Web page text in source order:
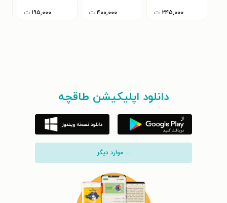
۲۴۵,۰۰۰ ت ۴۰۰,۰۰۰ ت ۱۹۵,۰۰۰ ت
دانلود اپلیکیشن طاقچه
... موارد دیگر